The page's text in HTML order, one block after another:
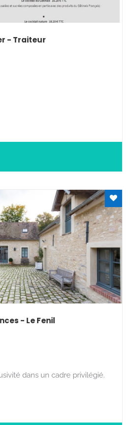
- Traiteur
- Le Fenil
dans un cadre privilégié.